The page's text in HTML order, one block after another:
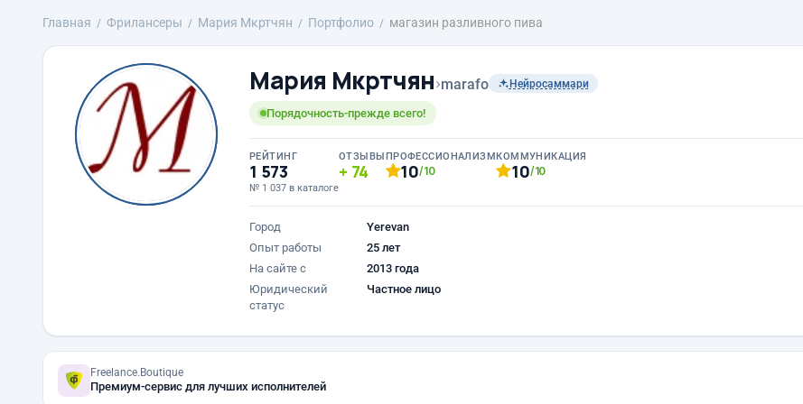
Главная Фрилансеры Mария Мкртчян Портфолио магазин разливного пива
Mария Мкртчян›marafo Нейросаммари
Порядочность-прежде всего!
РЕЙТИНГ
1 573
№ 1 037 в каталоге
ОТЗЫВЫ
74
ПРОФЕССИОНАЛИЗМ
10/10
КОММУНИКАЦИЯ
10/10
Город
Yerevan
Опыт работы
25 лет
На сайте с
2013 года
Юридический
статус
Частное лицо
Freelance.Boutique
Премиум-сервис для лучших исполнителей